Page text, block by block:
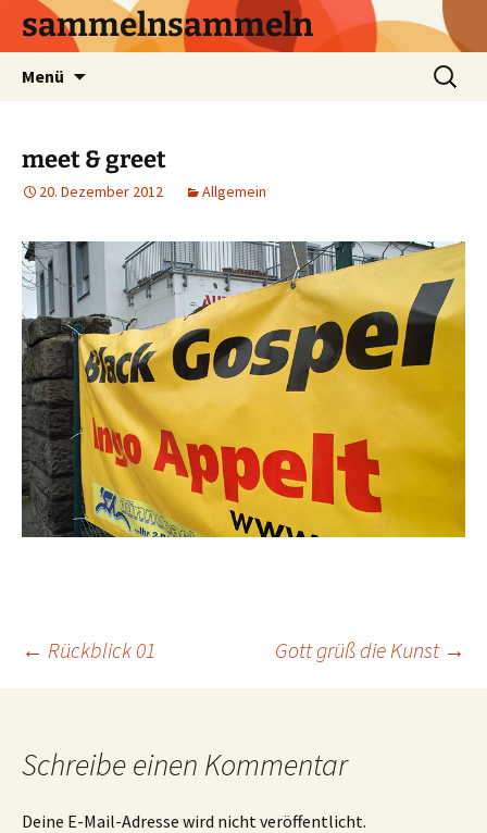
sammelnsammeln
Menü
Suchen
nach:
meet & greet
20. Dezember 2012 Allgemein
Beitrags-
← Rückblick 01 Gott grüß die Kunst →
Schreibe einen Kommentar
Deine E-Mail-Adresse wird nicht veröffentlicht.